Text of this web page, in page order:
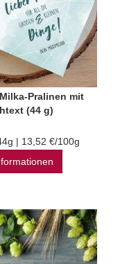
Pralinen mit
(44 g)
| 13,52 €/100g